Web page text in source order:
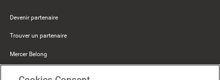
Devenir partenaire
Trouver un partenaire
Mercer Belong